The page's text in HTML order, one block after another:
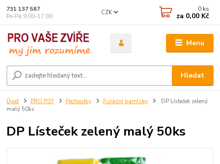
Menu
CZK
Hledat
731 137 587
Po-Pá 9:00-17:00
0 ks
za 0,00 Kč
Úvod PRO PSY Pochoutky Funkční pamlsky
DP Lísteček zelený
malý 50ks
DP Lísteček zelený malý 50ks